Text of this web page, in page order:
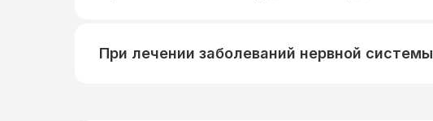
При лечении заболеваний нервной системы